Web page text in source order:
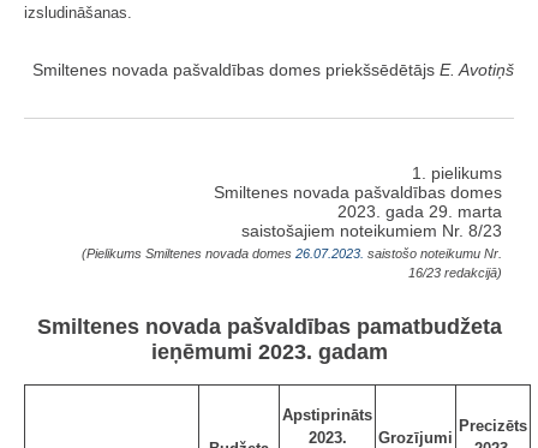
izsludināšanas.
Smiltenes novada pašvaldības domes priekšsēdētājs E. Avotiņš
1. pielikums
Smiltenes novada pašvaldības domes
2023. gada 29. marta
saistošajiem noteikumiem Nr. 8/23
(Pielikums Smiltenes novada domes 26.07.2023. saistošo noteikumu Nr.
16/23 redakcijā)
Smiltenes novada pašvaldības pamatbudžeta
ieņēmumi 2023. gadam
Apstiprināts
2023.
Grozījumi
Precizēts